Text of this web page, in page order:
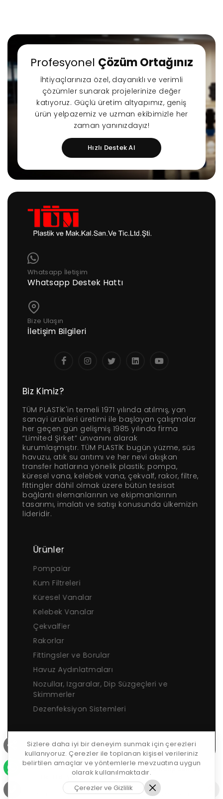
Sessiz Nozbart
Pompalar
Filtre Seçiminde
Dikkat Edilmesi
Gereken Hususlar
Sizlere daha iyi bir deneyim sunmak için çerezleri
kullanıyoruz. Çerezler ile toplanan kişisel verileriniz
belirtilen amaçlar ve yöntemlerle mevzuatına uygun
olarak kullanılmaktadır.
Çerezler ve Gizlilik
Profesyonel Çözüm Ortağınız
İhtiyaçlarınıza özel, dayanıklı ve verimli
çözümler sunarak projelerinize değer
katıyoruz. Güçlü üretim altyapımız, geniş
ürün yelpazemiz ve uzman ekibimizle her
zaman yanınızdayız!
Hızlı Destek Al
Whatsapp İletişim
Whatsapp Destek Hattı
Bize Ulaşın
İletişim Bilgileri
Biz Kimiz?
TÜM PLASTİK'in temeli 1971 yılında atılmış, yan
sanayi ürünleri üretimi ile başlayan çalışmalar
her geçen gün gelişmiş 1985 yılında firma
“Limited Şirket” ünvanını alarak
kurumlaşmıştır. TÜM PLASTİK bugün yüzme, süs
havuzu, atık su arıtımı ve her nevi akışkan
transfer hatlarına yönelik plastik; pompa,
küresel vana, kelebek vana, çekvalf, rakor, filtre,
fittingler dâhil olmak üzere bütün tesisat
bağlantı elemanlarının ve ekipmanlarının
tasarımı, imalatı ve satışı konusunda ülkemizin
lideridir.
Ürünler
Pompalar
Kum Filtreleri
Küresel Vanalar
Kelebek Vanalar
Çekvalfler
Rakorlar
Fittingsler ve Borular
Havuz Aydınlatmaları
Nozullar, Izgaralar, Dip Süzgeçleri ve
Skimmerler
Dezenfeksiyon Sistemleri
Copyrights © 2026 ·
Tüm Plastik ve Makina Kalıp San. ve
Tic. Ltd. Şti.· Tüm Hakkı Saklıdır. Web Tasarım
Gizlilik Sözleşmesi
Kullanım Şartları KVKK Politikası